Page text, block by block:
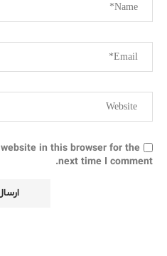
in this browser for the
next time I comment.